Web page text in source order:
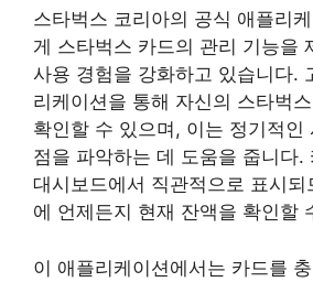
스타벅스 코리아의 공식 애플리
게 스타벅스 카드의 관리 기능을
사용 경험을 강화하고 있습니다.
리케이션을 통해 자신의 스타벅
확인할 수 있으며, 이는 정기적인
점을 파악하는 데 도움을 줍니다.
대시보드에서 직관적으로 표시
에 언제든지 현재 잔액을 확인할
이 애플리케이션에서는 카드를